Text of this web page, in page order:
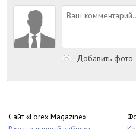
Добавить фото
Сайт «Forex Magazine»